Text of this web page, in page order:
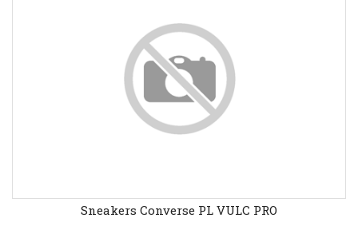
Sneakers Converse PL VULC PRO